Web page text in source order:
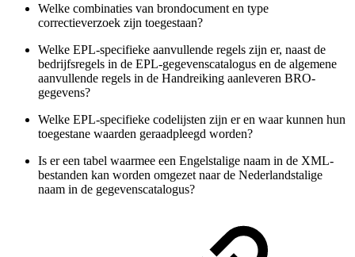
Welke combinaties van brondocument en type
correctieverzoek zijn toegestaan?
Welke EPL-specifieke aanvullende regels zijn er, naast de
bedrijfsregels in de EPL-gegevenscatalogus en de algemene
aanvullende regels in de Handreiking aanleveren BRO-
gegevens?
Welke EPL-specifieke codelijsten zijn er en waar kunnen hun
toegestane waarden geraadpleegd worden?
Is er een tabel waarmee een Engelstalige naam in de XML-
bestanden kan worden omgezet naar de Nederlandstalige
naam in de gegevenscatalogus?